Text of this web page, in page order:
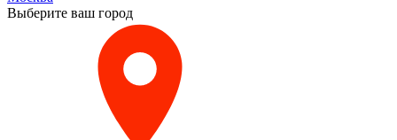
Выберите ваш город